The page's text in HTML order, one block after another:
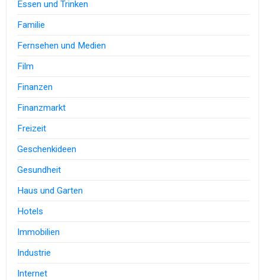
Essen und Trinken
Familie
Fernsehen und Medien
Film
Finanzen
Finanzmarkt
Freizeit
Geschenkideen
Gesundheit
Haus und Garten
Hotels
Immobilien
Industrie
Internet